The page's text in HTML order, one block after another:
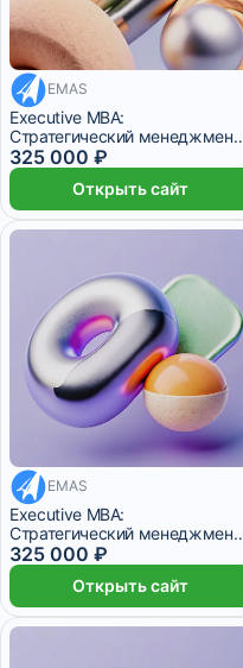
27 083 ₽/мес
EMAS
Executive MBA:
Стратегический менеджмент,
Маркетинг и продажи,
325 000 ₽
Открыть сайт
27 083 ₽/мес
EMAS
Executive MBA:
Стратегический менеджмент,
Финансы
325 000 ₽
Открыть сайт